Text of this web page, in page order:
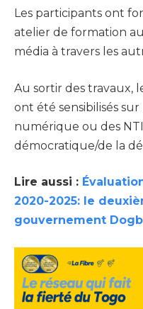
Les participants ont
atelier de formation
média à travers les
Au sortir des travaux,
ont été sensibilisés
numérique ou des
démocratique/de la
Lire aussi :
2020-2025: le
gouvernement